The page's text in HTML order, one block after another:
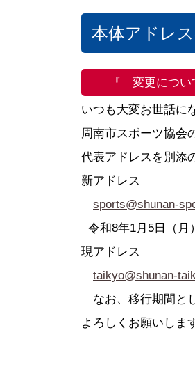
●スポーツ少年団とは
●登録スポーツ少年団
本体アドレ
『 変更につ
いつも大変お世話に
周南市スポーツ協会
代表アドレスを別添
新アドレス
sports@shunan-
令和8年1月5日（月
現アドレス
taikyo@shunan-
なお、移行期間と
よろしくお願いしま